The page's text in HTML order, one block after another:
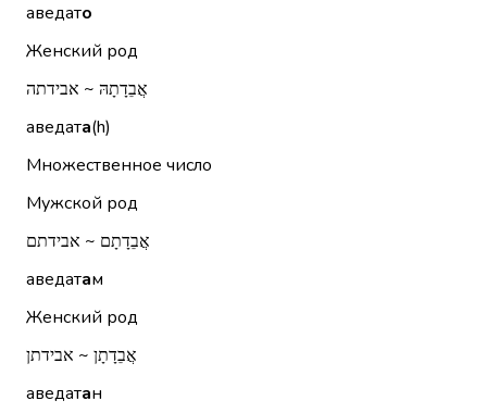
аведато
Женский род
אֲבֵדָתָהּ ~ אבידתה
аведата(h)
Множественное число
Мужской род
אֲבֵדָתָם ~ אבידתם
аведатам
Женский род
אֲבֵדָתָן ~ אבידתן
аведатан